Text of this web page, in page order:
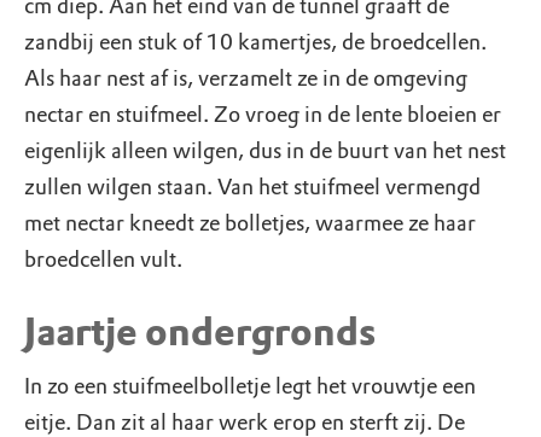
cm diep. Aan het eind van de tunnel graaft de
zandbij een stuk of 10 kamertjes, de broedcellen.
Als haar nest af is, verzamelt ze in de omgeving
nectar en stuifmeel. Zo vroeg in de lente bloeien er
eigenlijk alleen wilgen, dus in de buurt van het nest
zullen wilgen staan. Van het stuifmeel vermengd
met nectar kneedt ze bolletjes, waarmee ze haar
broedcellen vult.
Jaartje ondergronds
In zo een stuifmeelbolletje legt het vrouwtje een
eitje. Dan zit al haar werk erop en sterft zij. De